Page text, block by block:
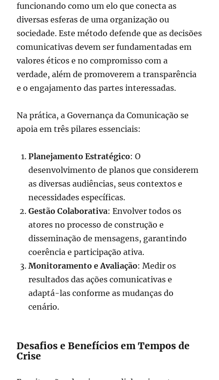
funcionando como um elo que conecta as
diversas esferas de uma organização ou
sociedade. Este método defende que as decisões
comunicativas devem ser fundamentadas em
valores éticos e no compromisso com a
verdade, além de promoverem a transparência
e o engajamento das partes interessadas.
Na prática, a Governança da Comunicação se
apoia em três pilares essenciais:
Planejamento Estratégico: O
desenvolvimento de planos que considerem
as diversas audiências, seus contextos e
necessidades específicas.
Gestão Colaborativa: Envolver todos os
atores no processo de construção e
disseminação de mensagens, garantindo
coerência e participação ativa.
Monitoramento e Avaliação: Medir os
resultados das ações comunicativas e
adaptá-las conforme as mudanças do
cenário.
Desafios e Benefícios em Tempos de
Crise